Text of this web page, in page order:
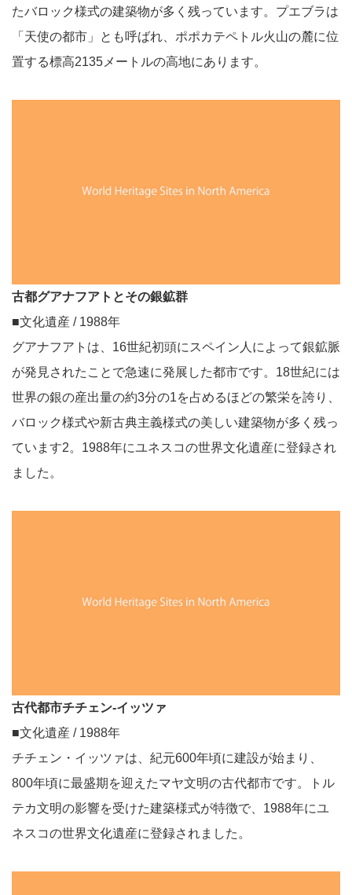
たバロック様式の建築物が多く残っています。プエブラは
「天使の都市」とも呼ばれ、ポポカテペトル火山の麓に位
置する標高2135メートルの高地にあります。
古都グアナフアトとその銀鉱群
■文化遺産 / 1988年
グアナフアトは、16世紀初頭にスペイン人によって銀鉱脈
が発見されたことで急速に発展した都市です。18世紀には
世界の銀の産出量の約3分の1を占めるほどの繁栄を誇り、
バロック様式や新古典主義様式の美しい建築物が多く残っ
ています2。1988年にユネスコの世界文化遺産に登録され
ました。
古代都市チチェン-イッツァ
■文化遺産 / 1988年
チチェン・イッツァは、紀元600年頃に建設が始まり、
800年頃に最盛期を迎えたマヤ文明の古代都市です。トル
テカ文明の影響を受けた建築様式が特徴で、1988年にユ
ネスコの世界文化遺産に登録されました。